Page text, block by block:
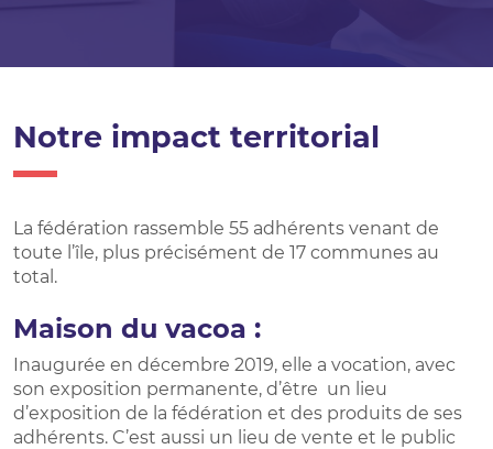
Notre impact territorial
La fédération rassemble 55 adhérents venant de
toute l’île, plus précisément de 17 communes au
total.
Maison du vacoa :
Inaugurée en décembre 2019, elle a vocation, avec
son exposition permanente, d’être un lieu
d’exposition de la fédération et des produits de ses
adhérents. C’est aussi un lieu de vente et le public